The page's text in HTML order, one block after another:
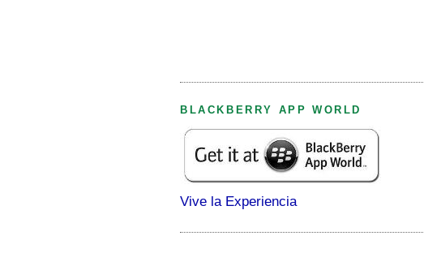
BLACKBERRY APP WORLD
Vive la Experiencia